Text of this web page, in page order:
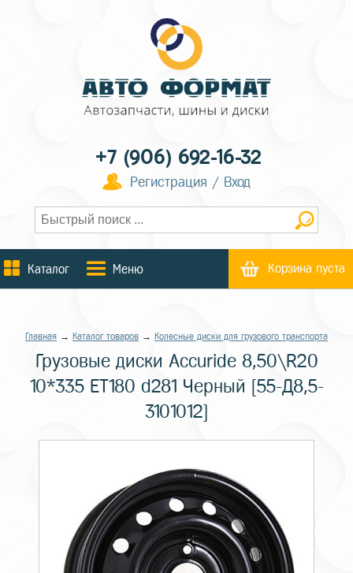
+7 (906) 692-16-32
Регистрация / Вход
Каталог Меню Корзина пуста
Главная → Каталог товаров → Колесные диски для грузового транспорта
Грузовые диски Accuride 8,50\R20
10*335 ET180 d281 Черный [55-Д8,5-
3101012]